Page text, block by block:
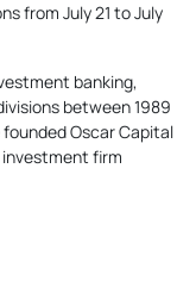
from July 21 to July
banking,
between 1989
Oscar Capital
firm